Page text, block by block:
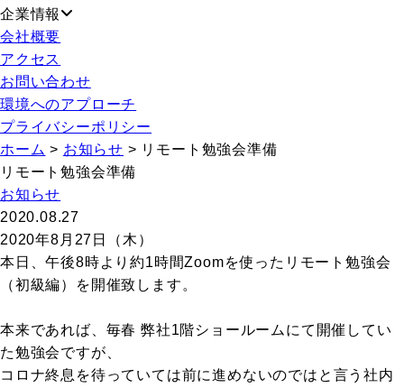
企業情報
会社概要
アクセス
お問い合わせ
環境へのアプローチ
プライバシーポリシー
ホーム > お知らせ > リモート勉強会準備
リモート勉強会準備
お知らせ
2020.08.27
2020年8月27日（木）
本日、午後8時より約1時間Zoomを使ったリモート勉強会
（初級編）を開催致します。
本来であれば、毎春 弊社1階ショールームにて開催してい
た勉強会ですが、
コロナ終息を待っていては前に進めないのではと言う社内